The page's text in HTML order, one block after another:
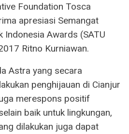
Foundation Tosca
apresiasi Semangat
Indonesia Awards (SATU
Ritno Kurniawan.
Astra yang secara
penghijauan di Cianjur
merespons positif
baik untuk lingkungan,
dilakukan juga dapat